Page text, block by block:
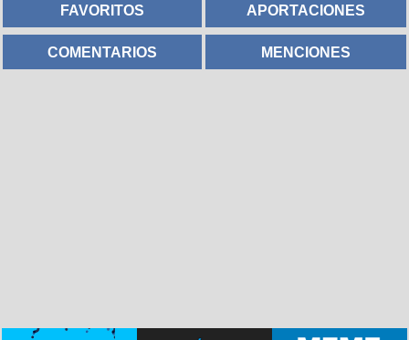
FAVORITOS APORTACIONES
COMENTARIOS MENCIONES